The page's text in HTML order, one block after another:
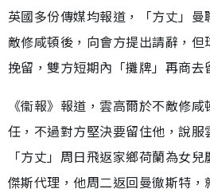
英國多份傳媒均報道，「方丈」
敵修咸頓後，向會方提出請辭，
挽留，雙方短期內「攤牌」再商去
《衞報》報道，雲高爾於不敵修
任，不過對方堅決要留住他，說服
「方丈」周日飛返家鄉荷蘭為女
傑斯代理，他周二返回曼徹斯特